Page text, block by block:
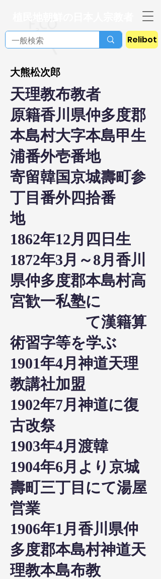
Relibot
大熊松次郎
天理教布教者
原籍香川県仲多度郡
本島村大字本島甲生
浦番外壱番地
寄留韓国京城壽町参
丁目番外四拾番
地
1862年12月四日生
1872年3月～8月香川
県仲多度郡本島村高
宮歓一私塾に
て漢籍算
術習字等を学ぶ
1901年4月神道天理
教講社加盟
1902年7月神道に復
古改祭
1903年4月渡韓
1904年6月より京城
壽町三丁目にて湯屋
営業
1906年1月香川県仲
多度郡本島村神道天
理教本島布教